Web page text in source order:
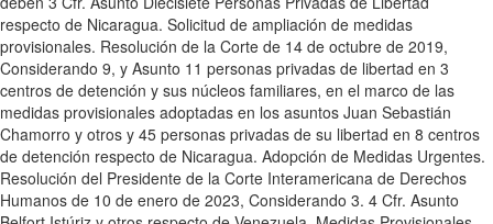
respecto de Nicaragua. Solicitud de ampliación de medidas
provisionales. Resolución de la Corte de 14 de octubre de 2019,
Considerando 9, y Asunto 11 personas privadas de libertad en 3
centros de detención y sus núcleos familiares, en el marco de las
medidas provisionales adoptadas en los asuntos Juan Sebastián
Chamorro y otros y 45 personas privadas de su libertad en 8 centros
de detención respecto de Nicaragua. Adopción de Medidas Urgentes.
Resolución del Presidente de la Corte Interamericana de Derechos
Humanos de 10 de enero de 2023, Considerando 3. 4 Cfr. Asunto